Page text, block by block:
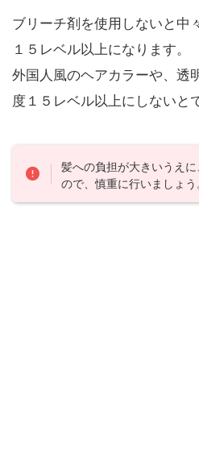
ブリーチ剤を使用しないと中
１５レベル以上になります。
外国人風のヘアカラーや、透
度１５レベル以上にしないと
髪への負担が大きいうえ
ので、慎重に行いましょう。